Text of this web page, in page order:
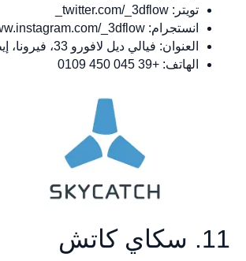
تويتر: twitter.com/_3dflow_
انستجرام: www.instagram.com/_3dflow_
العنوان: فيالي ديل لافورو 33، فيرونا، إيطاليا
الهاتف: +39 045 450 0109